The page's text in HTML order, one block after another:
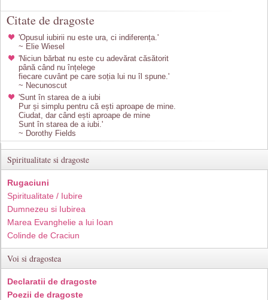
Citate de dragoste
'Opusul iubirii nu este ura, ci indiferența.'
~ Elie Wiesel
'Niciun bărbat nu este cu adevărat căsătorit
până când nu înțelege
fiecare cuvânt pe care soția lui nu îl spune.'
~ Necunoscut
'Sunt în starea de a iubi
Pur și simplu pentru că ești aproape de mine.
Ciudat, dar când ești aproape de mine
Sunt în starea de a iubi.'
~ Dorothy Fields
Spiritualitate si dragoste
Rugaciuni
Spiritualitate / Iubire
Dumnezeu si Iubirea
Marea Evanghelie a lui Ioan
Colinde de Craciun
Voi si dragostea
Declaratii de dragoste
Poezii de dragoste